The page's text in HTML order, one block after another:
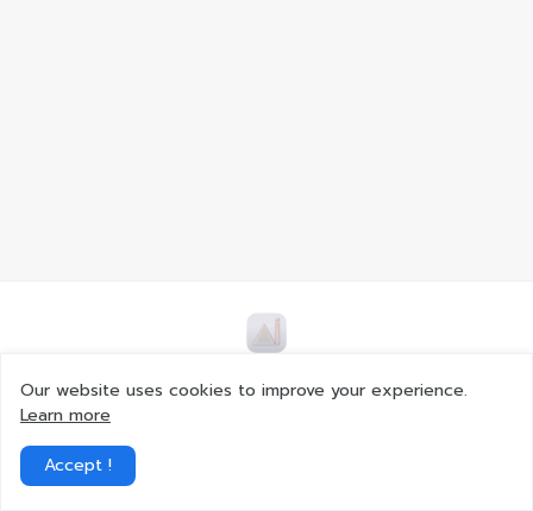
เพื่อนบ้านที่แสนดีสำหรับคนที่รักในเรื่องไอที มีอะไรที่น่าสนใจแบ่งปัน
เรื่องราวและข้อมูลกันได้ หรือถ้าอยากให้เราเจาะลึกเรื่องไหนเป็นพิเศษ สา
Our website uses cookies to improve your experience.
Learn more
Accept !